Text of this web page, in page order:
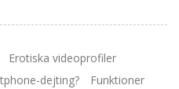
Erotiska videoprofiler
dejting?
Funktioner